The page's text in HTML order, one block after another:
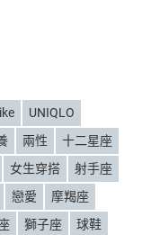
UNIQLO
兩性
十二星座
女生穿搭
射手座
戀愛
摩羯座
獅子座
球鞋